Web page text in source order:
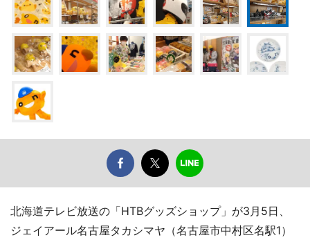
北海道テレビ放送の「HTBグッズショップ」が3月5日、
ジェイアール名古屋タカシマヤ（名古屋市中村区名駅1）